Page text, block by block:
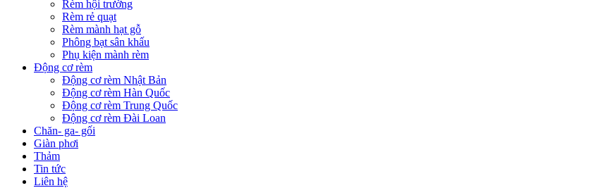
Rèm hội trường
Rèm rẻ quạt
Rèm mành hạt gỗ
Phông bạt sân khấu
Phụ kiện mành rèm
Động cơ rèm
Động cơ rèm Nhật Bản
Động cơ rèm Hàn Quốc
Động cơ rèm Trung Quốc
Động cơ rèm Đài Loan
Chăn- ga- gối
Giàn phơi
Thảm
Tin tức
Liên hệ